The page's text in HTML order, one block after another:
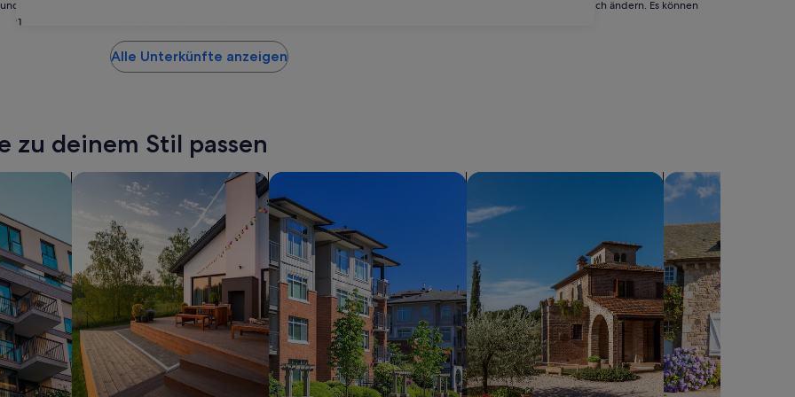
31
für einen Aufenthalt mit 1 Übernachtung von 2 Erwachsenen gefunden wurde. Preise und Verfügbarkeiten können sich ändern. Es können
Alle Unterkünfte anzeigen
zu deinem Stil passen
Suche nach privaten FerienhäusernNach Ferienwohnungen suchenSuche nach Villen Suche nach